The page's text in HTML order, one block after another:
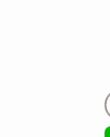
PMK Online